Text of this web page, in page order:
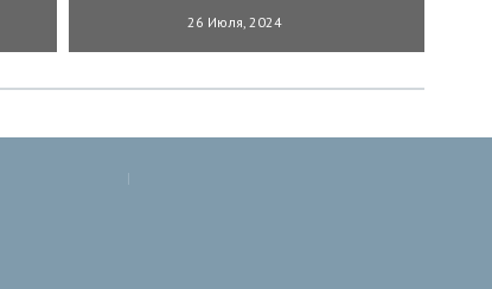
26 Июля, 2024